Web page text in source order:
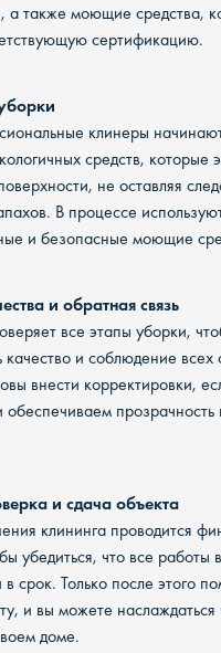
а также моющие средства,
сертификацию.
клинеры
средств, которые
не оставляя
В процессе
и безопасные моющие
и обратная связь
все этапы уборки,
качество и соблюдение всех
внести корректировки,
обеспечиваем
и сдача объекта
клининга проводится
убедиться, что все работы
в срок. Только после этого
и вы можете наслаждаться
доме.